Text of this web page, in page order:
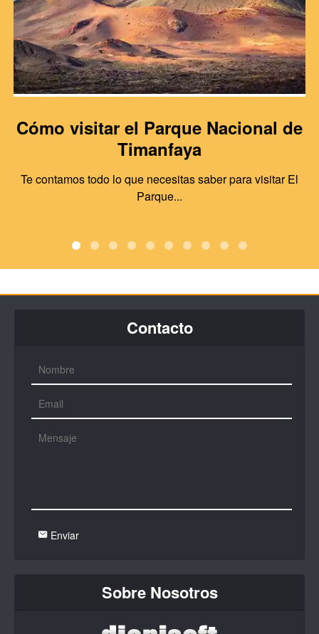
Cómo visitar el Parque Nacional de
Timanfaya
Te contamos todo lo que necesitas saber para visitar El
Parque...
Contacto
Enviar
Sobre Nosotros